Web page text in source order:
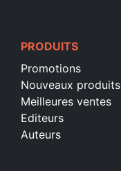
PRODUITS
Promotions
Nouveaux produits
Meilleures ventes
Editeurs
Auteurs